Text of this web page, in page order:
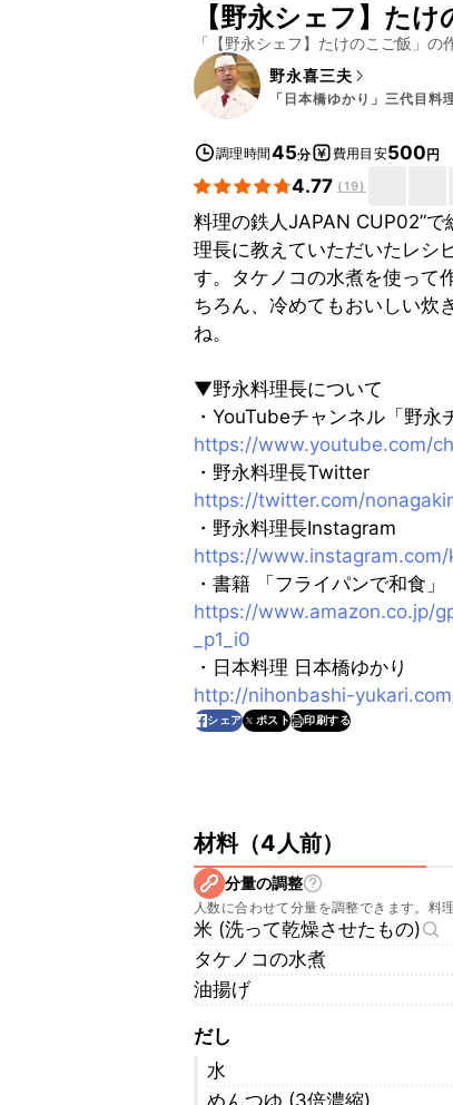
【野永シェフ】た
「 【野永シェフ】たけのこご飯 」の
野永喜三夫
「日本橋ゆかり」三代目料
調理時間45分 費用目安500円
4.77 (19)
料理の鉄人JAPAN CUP02”
理長に教えていただいたレシ
す。タケノコの水煮を使って
ちろん、冷めてもおいしい炊
ね。
▼野永料理長について
・YouTubeチャンネル「野永
https://www.youtube.com/
・野永料理長Twitter
https://twitter.com/
・野永料理長Instagram
https://
・書籍 「フライパンで和食」
https://www.amazon.co.jp/
_p1_i0
・日本料理 日本橋ゆかり
http://nihonbashi-
シェア ポスト 印刷する
材料（4人前）
分量の調整
人数に合わせて分量を調整できます。料
米 (洗って乾燥させたもの)
タケノコの水煮
油揚げ
だし
水
めんつゆ (3倍濃縮)